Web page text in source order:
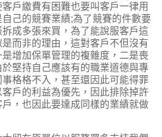
戶繳費有困難也要叫客戶一律用
己的競賽業績;為了競賽的件數要
成多張來買，為了能說服客戶這
而非的理由，這對客戶不但沒有
增加保單管理的複雜度，二是喪
堅持自己應該有的職業道德與專
格格不入，甚至還因此可能得罪
戶的利益為優先，因此排除掉許
，也因此要達成同樣的業績就做